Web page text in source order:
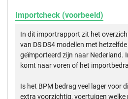
Importcheck (voorbeeld)
In dit importrapport zit het
van DS DS4 modellen met
geïmporteerd zijn naar Nederland.
komt naar voren of het
Is het BPM bedrag veel lager voor
extra voorzichtig, voertuigen welke